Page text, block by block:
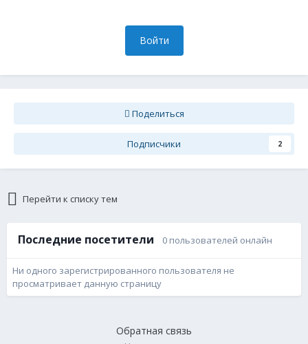
Войти
Поделиться
Подписчики 2
Перейти к списку тем
Последние посетители 0 пользователей онлайн
Ни одного зарегистрированного пользователя не
просматривает данную страницу
Обратная связь